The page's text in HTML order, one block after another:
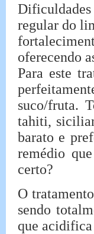
regular do
oferecendo
Para este
suco/fruta.
tahiti,
barato e
remédio
certo?
O
sendo
que